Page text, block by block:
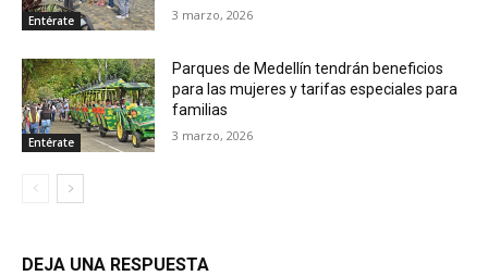
Entérate 3 marzo, 2026
Entérate
Parques de Medellín tendrán beneficios
para las mujeres y tarifas especiales para
familias
3 marzo, 2026
DEJA UNA RESPUESTA